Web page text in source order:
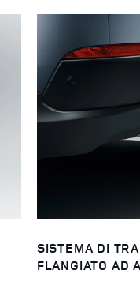
SISTEMA DI
FLANGIATO AD